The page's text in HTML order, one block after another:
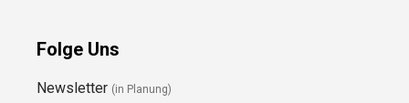
Folge Uns
Newsletter (in Planung)